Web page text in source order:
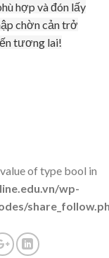
hợp và đón lấy
chờn cản trở
tương lai!
of type bool in
wp-